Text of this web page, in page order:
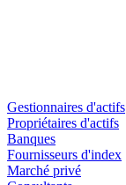
Gestionnaires d'actifs
Propriétaires d'actifs
Banques
Fournisseurs d'index
Marché privé